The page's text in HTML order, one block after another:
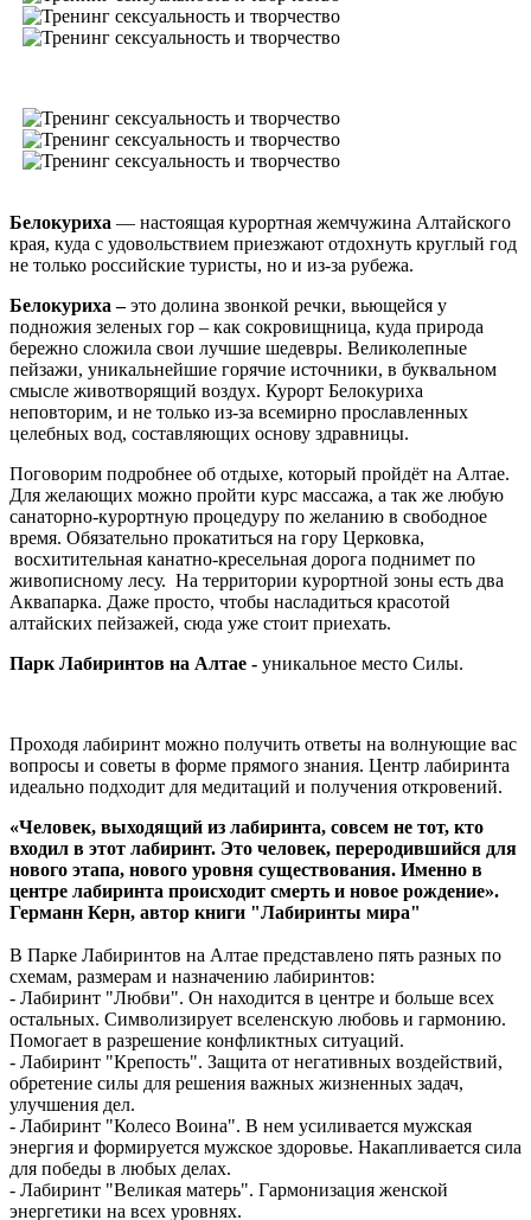
Белокуриха — настоящая курортная жемчужина Алтайского
края, куда с удовольствием приезжают отдохнуть круглый год
не только российские туристы, но и из-за рубежа.
Белокуриха –это долина звонкой речки, вьющейся у
подножия зеленых гор – как сокровищница, куда природа
бережно сложила свои лучшие шедевры. Великолепные
пейзажи, уникальнейшие горячие источники, в буквальном
смысле животворящий воздух. Курорт Белокуриха
неповторим, и не только из-за всемирно прославленных
целебных вод, составляющих основу здравницы.
Поговорим подробнее об отдыхе, который пройдёт на Алтае.
Для желающих можно пройти курс массажа, а так же любую
санаторно-курортную процедуру по желанию в свободное
время. Обязательно прокатиться на гору Церковка,
восхитительная канатно-кресельная дорога поднимет по
живописному лесу. На территории курортной зоны есть два
Аквапарка. Даже просто, чтобы насладиться красотой
алтайских пейзажей, сюда уже стоит приехать.
Парк Лабиринтов на Алтае - уникальное место Силы.
Проходя лабиринт можно получить ответы на волнующие вас
вопросы и советы в форме прямого знания. Центр лабиринта
идеально подходит для медитаций и получения откровений.
«Человек, выходящий из лабиринта, совсем не тот, кто
входил в этот лабиринт. Это человек, переродившийся для
нового этапа, нового уровня существования. Именно в
центре лабиринта происходит смерть и новое рождение».
Германн Керн, автор книги "Лабиринты мира"
В Парке Лабиринтов на Алтае представлено пять разных по
схемам, размерам и назначению лабиринтов:
- Лабиринт "Любви". Он находится в центре и больше всех
остальных. Символизирует вселенскую любовь и гармонию.
Помогает в разрешение конфликтных ситуаций.
- Лабиринт "Крепость". Защита от негативных воздействий,
обретение силы для решения важных жизненных задач,
улучшения дел.
- Лабиринт "Колесо Воина". В нем усиливается мужская
энергия и формируется мужское здоровье. Накапливается сила
для победы в любых делах.
- Лабиринт "Великая матерь". Гармонизация женской
энергетики на всех уровнях.